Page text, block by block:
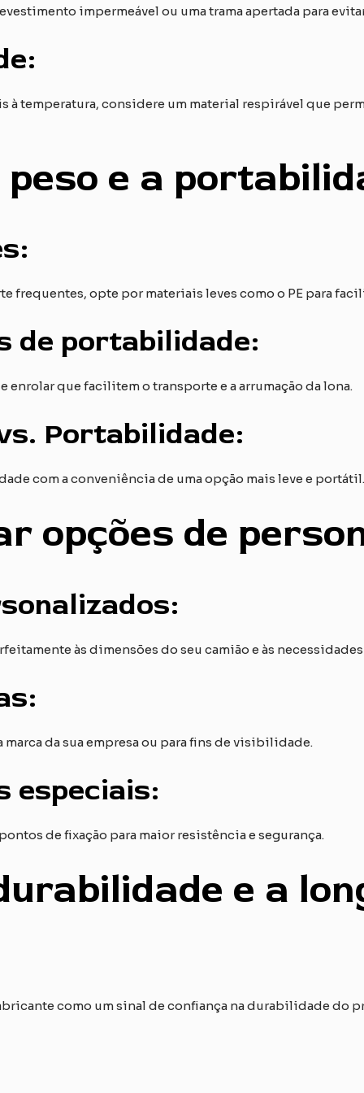
impermeável ou uma trama apertada para
à temperatura, considere um material respirável que
e a
frequentes, opte por materiais leves como o PE para
de portabilidade:
enrolar que facilitem o transporte e a arrumação da lona.
Portabilidade:
com a conveniência de uma opção mais leve e
opções de
às dimensões do seu camião e às
marca da sua empresa ou para fins de visibilidade.
especiais:
de fixação para maior resistência e segurança.
e a
como um sinal de confiança na durabilidade do